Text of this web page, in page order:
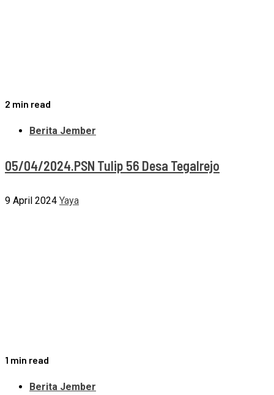
2 min read
Berita Jember
05/04/2024.PSN Tulip 56 Desa Tegalrejo
9 April 2024 Yaya
1 min read
Berita Jember